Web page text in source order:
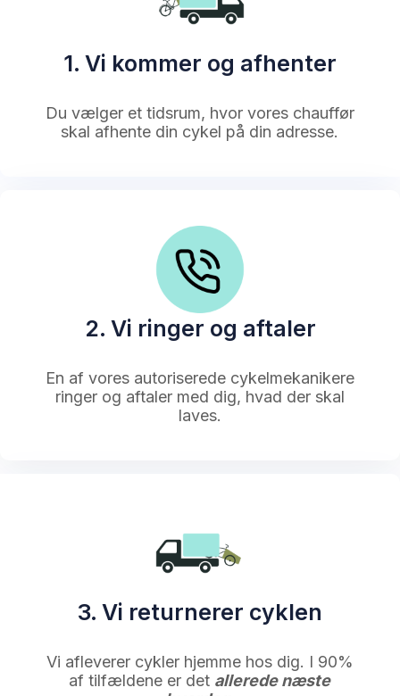
1. Vi kommer og afhenter
Du vælger et tidsrum, hvor vores chauffør
skal afhente din cykel på din adresse.
2. Vi ringer og aftaler
En af vores autoriserede cykelmekanikere
ringer og aftaler med dig, hvad der skal
laves.
3. Vi returnerer cyklen
Vi afleverer cykler hjemme hos dig. I 90%
af tilfældene er det allerede næste